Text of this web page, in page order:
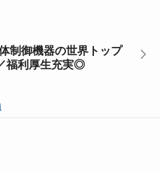
制御機器の世界トップ
福利厚生充実◎